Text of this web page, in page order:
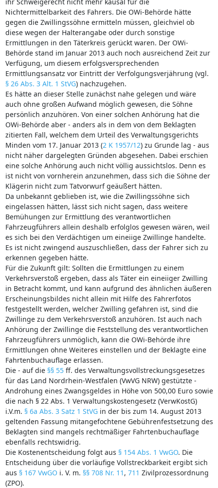
Nichtermittelbarkeit des Fahrers. Die OWi-Behörde hätte
gegen die Zwillingssöhne ermitteln müssen, gleichviel ob
diese wegen der Halterangabe oder durch sonstige
Ermittlungen in den Täterkreis gerückt waren. Der OWi-
Behörde stand im Januar 2013 auch noch ausreichend Zeit zur
Verfügung, um diesem erfolgsversprechenden
Ermittlungsansatz vor Eintritt der Verfolgungsverjährung (vgl.
§ 26 Abs. 3 Alt. 1 StVG) nachzugehen.
Es hätte an dieser Stelle zunächst nahe gelegen und wäre
auch ohne großen Aufwand möglich gewesen, die Söhne
persönlich anzuhören. Von einer solchen Anhörung hat die
OWi-Behörde aber - anders als in dem von dem Beklagten
zitierten Fall, welchem dem Urteil des Verwaltungsgerichts
Minden vom 17. Januar 2013 (2 K 1957/12) zu Grunde lag - aus
nicht näher dargelegten Gründen abgesehen. Dabei erschien
eine solche Anhörung auch nicht völlig aussichtslos. Denn es
ist nicht von vornherein anzunehmen, dass sich die Söhne der
Klägerin nicht zum Tatvorwurf geäußert hätten.
Da unbekannt geblieben ist, wie die Zwillingssöhne sich
eingelassen hätten, lässt sich nicht sagen, dass weitere
Bemühungen zur Ermittlung des verantwortlichen
Fahrzeugführers allein deshalb erfolglos gewesen wären, weil
es sich bei den Verdächtigen um eineiige Zwillinge handelte.
Es ist nicht zwingend auszuschließen, dass der Fahrer sich zu
erkennen gegeben hätte.
Für die Zukunft gilt: Sollten die Ermittlungen zu einem
Verkehrsverstoß ergeben, dass als Täter ein eineiiger Zwilling
in Betracht kommt, und kann aufgrund des ähnlichen äußeren
Erscheinungsbildes nicht allein mit Hilfe des Fahrerfotos
festgestellt werden, welcher Zwilling gefahren ist, sind die
Zwillinge zu dem Verkehrsverstoß anzuhören. Ist auch nach
Anhörung der Zwillinge die Feststellung des verantwortlichen
Fahrzeugführers unmöglich, kann die OWi-Behörde ihre
Ermittlungen ohne Weiteres einstellen und der Beklagte eine
Fahrtenbuchauflage erlassen.
Die - auf die §§ 55ff. des Verwaltungsvollstreckungsgesetzes
für das Land Nordrhein-Westfalen (VwVG NRW) gestützte -
Androhung eines Zwangsgeldes in Höhe von 500,00 Euro sowie
die nach § 22 Abs. 1 Verwaltungskostengesetz (VerwKostG)
i.V.m. § 6a Abs. 3 Satz 1 StVGin der bis zum 14. August 2013
geltenden Fassung mitangefochtene Gebührenfestsetzung des
Beklagten sind mangels rechtmäßiger Fahrtenbuchauflage
ebenfalls rechtswidrig.
Die Kostenentscheidung folgt aus § 154 Abs. 1 VwGO. Die
Entscheidung über die vorläufige Vollstreckbarkeit ergibt sich
aus § 167 VwGO i. V. m. §§ 708 Nr. 11 , 711 Zivilprozessordnung
(ZPO).